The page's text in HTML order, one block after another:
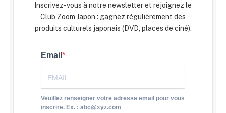
Inscrivez-vous à notre newsletter et rejoignez le
Club Zoom Japon : gagnez régulièrement des
produits culturels japonais (DVD, places de ciné).
Email
Veuillez renseigner votre adresse email pour vous
inscrire. Ex. : abc@xyz.com